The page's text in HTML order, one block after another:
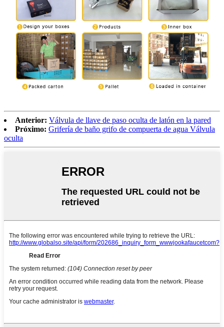
Anterior: Válvula de llave de paso oculta de latón en la pared
Próximo: Grifería de baño grifo de compuerta de agua Válvula
oculta